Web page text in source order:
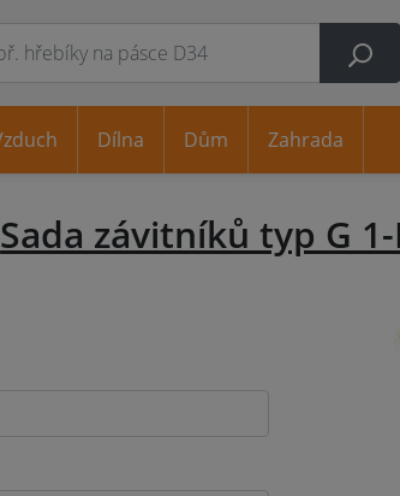
Sada závitníků typ G
Dílna Dům Zahrada